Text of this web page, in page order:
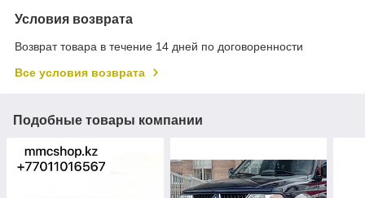
Условия возврата
Возврат товара в течение 14 дней по договоренности
Все условия возврата
Подобные товары компании